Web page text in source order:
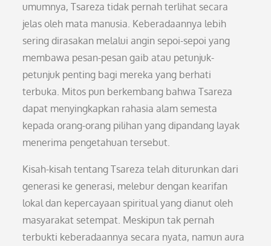
umumnya, Tsareza tidak pernah terlihat secara
jelas oleh mata manusia. Keberadaannya lebih
sering dirasakan melalui angin sepoi-sepoi yang
membawa pesan-pesan gaib atau petunjuk-
petunjuk penting bagi mereka yang berhati
terbuka. Mitos pun berkembang bahwa Tsareza
dapat menyingkapkan rahasia alam semesta
kepada orang-orang pilihan yang dipandang layak
menerima pengetahuan tersebut.
Kisah-kisah tentang Tsareza telah diturunkan dari
generasi ke generasi, melebur dengan kearifan
lokal dan kepercayaan spiritual yang dianut oleh
masyarakat setempat. Meskipun tak pernah
terbukti keberadaannya secara nyata, namun aura